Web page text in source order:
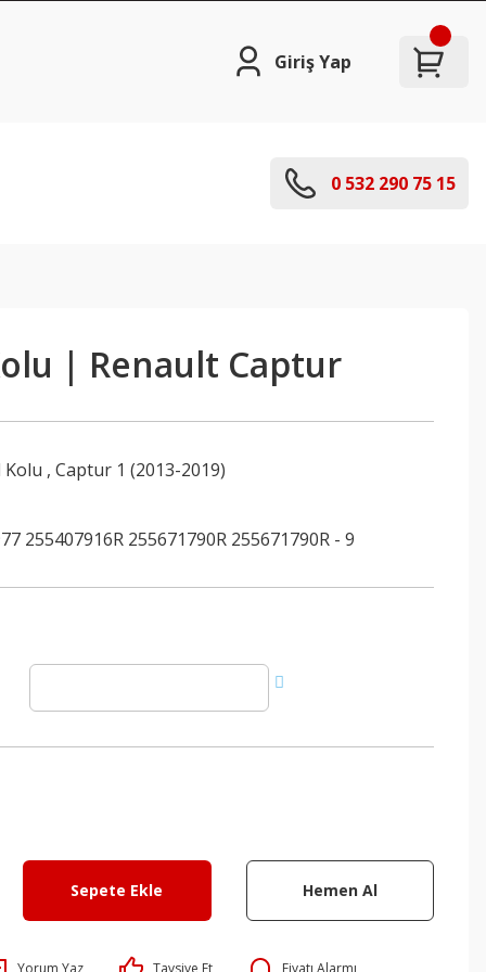
Giriş Yap
0 532 290 75 15
| Renault Captur
Kolu ,Captur 1 (2013-2019)
255407916R 255671790R 255671790R - 9
Sepete Ekle Hemen Al
Yorum Yaz Tavsiye Et Fiyatı Alarmı